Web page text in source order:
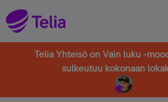
Telia Yhteisö on Vain luku -
sulkeutuu kokonaan